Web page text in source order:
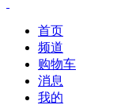
首页
频道
购物车
消息
我的